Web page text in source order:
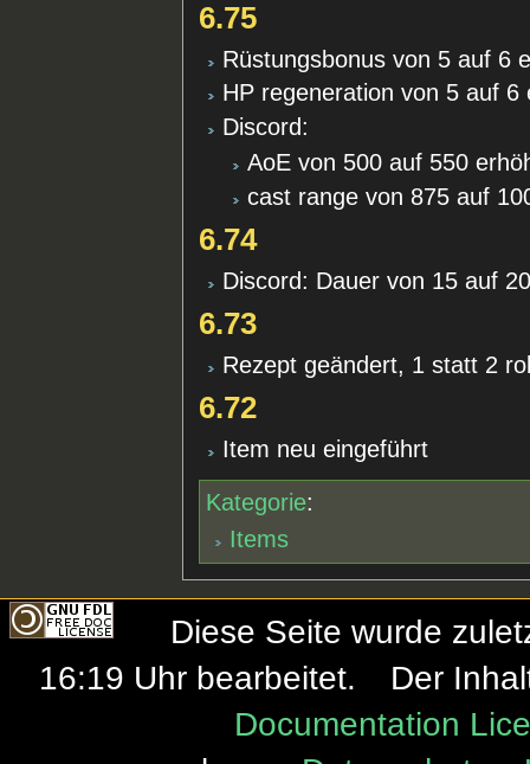
6.75
Rüstungsbonus von 5 auf 6
HP regeneration von 5 auf 6
Discord:
AoE von 500 auf 550
cast range von 875 auf
6.74
Discord: Dauer von 15 auf
6.73
Rezept geändert, 1 statt 2
6.72
Item neu eingeführt
Kategorie:
Items
Diese Seite wurde
16:19 Uhr bearbeitet.
Der
Documentation